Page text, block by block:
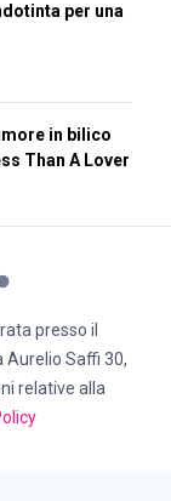
per una
in bilico
Than A Lover
presso il
Aurelio Saffi 30,
relative alla